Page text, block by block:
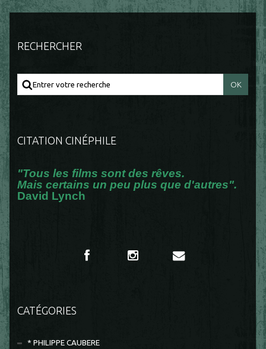
RECHERCHER
CITATION CINÉPHILE
"Tous les films sont des rêves.
Mais certains un peu plus que d'autres".
David Lynch
CATÉGORIES
* PHILIPPE CAUBERE